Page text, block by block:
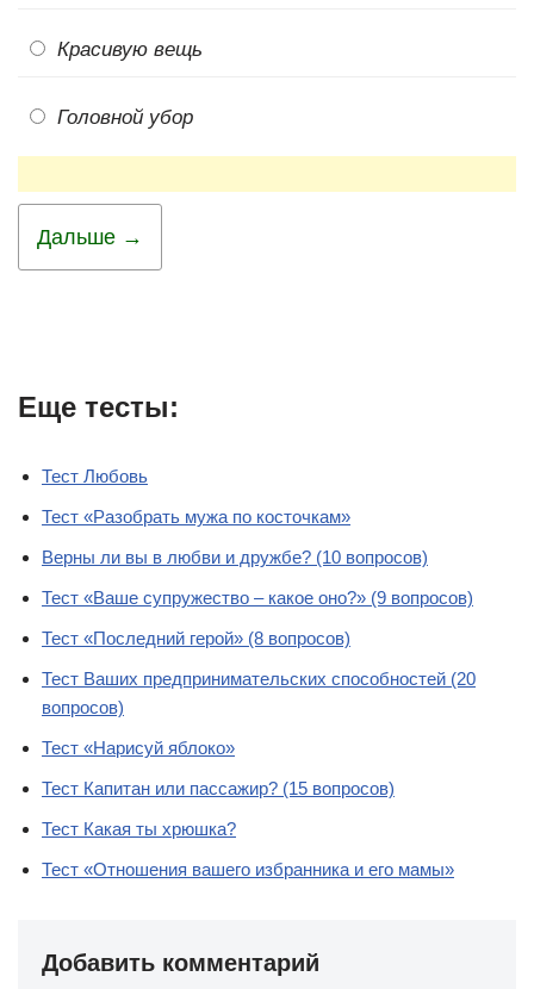
Красивую вещь
Головной убор
Дальше →
Еще тесты:
Тест Любовь
Тест «Разобрать мужа по косточкам»
Верны ли вы в любви и дружбе? (10 вопросов)
Тест «Ваше супружество – какое оно?» (9 вопросов)
Тест «Последний герой» (8 вопросов)
Тест Ваших предпринимательских способностей (20
вопросов)
Тест «Нарисуй яблоко»
Тест Капитан или пассажир? (15 вопросов)
Тест Какая ты хрюшка?
Тест «Отношения вашего избранника и его мамы»
Добавить комментарий